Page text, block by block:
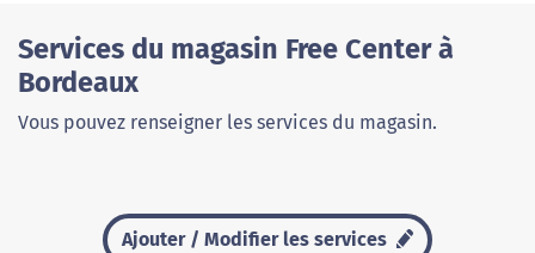
Services du magasin Free Center à
Bordeaux
Vous pouvez renseigner les services du magasin.
Ajouter / Modifier les services